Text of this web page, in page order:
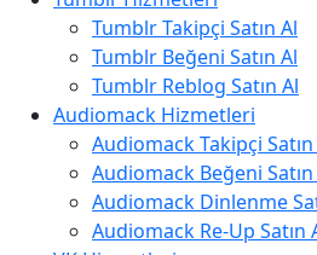
Tumblr Takipçi Satın Al
Tumblr Beğeni Satın Al
Tumblr Reblog Satın Al
Audiomack Hizmetleri
Audiomack Takipçi Satın
Audiomack Beğeni Satın
Audiomack Dinlenme
Audiomack Re-Up Satın